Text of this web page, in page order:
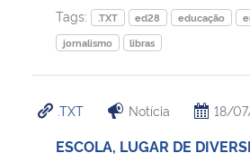
Secretaria-Geral
Tags:
.TXT ed28 educação
jornalismo
libras
.TXT Notícia 18/
ESCOLA, LUGAR DE